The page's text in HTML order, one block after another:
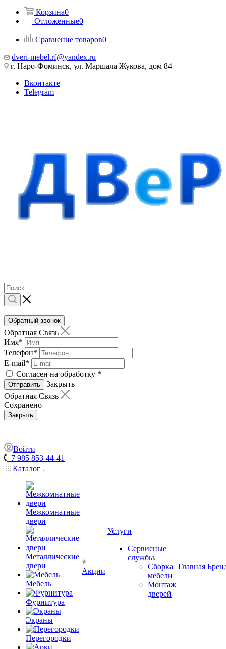
Корзина0
Отложенные0
Сравнение товаров0
dveri-mebel.rf@yandex.ru
г. Наро-Фоминск, ул. Маршала Жукова, дом 84
Вконтакте
Telegram
Обратный звонок
Обратная Связь
Имя*
Телефон*
E-mail*
Согласен на обработку *
Отправить
Закрыть
Обратная Связь
Сохранено
Закрыть
Войти
+7 985 853-44-41
Каталог
Межкомнатные
двери
Металлические
двери
Мебель
Фурнитура
Экраны
Перегородки
Акции
Услуги
Сервисные
службы
Сборка
мебели
Монтаж
дверей
Главная